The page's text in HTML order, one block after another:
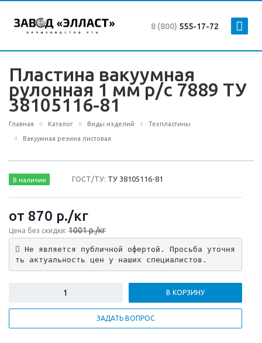
8 (800) 555-17-72
Пластина вакуумная
рулонная 1 мм р/с 7889 ТУ
38105116-81
Главная Каталог Виды изделий Техпластины
Вакуумная резина листовая
В наличии ГОСТ/ТУ: ТУ 38105116-81
от 870 р./кг
Цена без скидки: 1001 р./кг
Не является публичной офертой. Просьба уточня
ть актуальность цен у наших специалистов.
В КОРЗИНУ
ЗАДАТЬ ВОПРОС